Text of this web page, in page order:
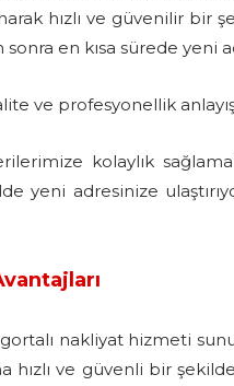
hızlı ve güvenilir bir
en kısa sürede yeni
ve profesyonellik
kolaylık
yeni adresinize
nakliyat hizmeti
ve güvenli bir